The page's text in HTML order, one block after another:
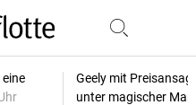
Geely mit
unter magischer